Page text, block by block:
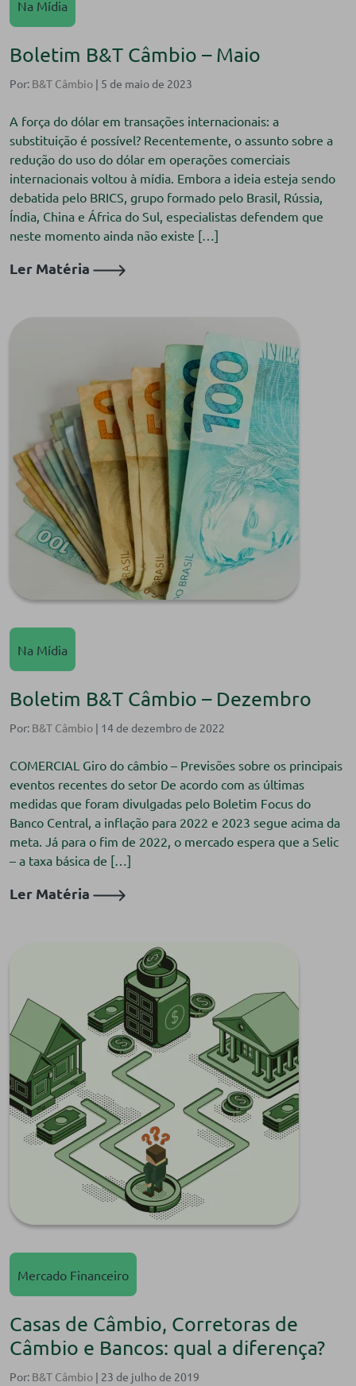
Na Mídia
Boletim B&T Câmbio – Maio
Por: B&T Câmbio | 5 de maio de 2023
A força do dólar em transações internacionais: a
substituição é possível? Recentemente, o assunto sobre a
redução do uso do dólar em operações comerciais
internacionais voltou à mídia. Embora a ideia esteja sendo
debatida pelo BRICS, grupo formado pelo Brasil, Rússia,
Índia, China e África do Sul, especialistas defendem que
neste momento ainda não existe […]
Ler Matéria
Na Mídia
Boletim B&T Câmbio – Dezembro
Por: B&T Câmbio | 14 de dezembro de 2022
COMERCIAL Giro do câmbio – Previsões sobre os principais
eventos recentes do setor De acordo com as últimas
medidas que foram divulgadas pelo Boletim Focus do
Banco Central, a inflação para 2022 e 2023 segue acima da
meta. Já para o fim de 2022, o mercado espera que a Selic
– a taxa básica de […]
Ler Matéria
Mercado Financeiro
Casas de Câmbio, Corretoras de
Câmbio e Bancos: qual a diferença?
Por: B&T Câmbio | 23 de julho de 2019